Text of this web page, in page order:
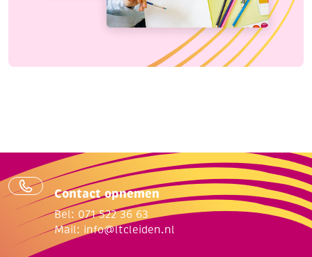
Contact opnemen
Bel: 071 522 36 63
Mail: info@ltcleiden.nl